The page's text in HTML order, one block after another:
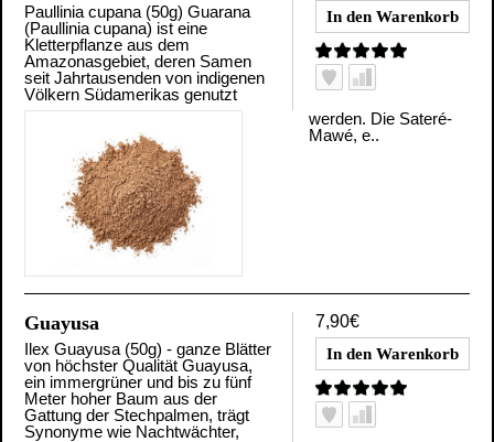
Paullinia cupana (50g) Guarana
(Paullinia cupana) ist eine
Kletterpflanze aus dem
Amazonasgebiet, deren Samen
seit Jahrtausenden von indigenen
Völkern Südamerikas genutzt
werden. Die Sateré-
Mawé, e..
7,90€
Guayusa
Ilex Guayusa (50g) - ganze Blätter
von höchster Qualität Guayusa,
ein immergrüner und bis zu fünf
Meter hoher Baum aus der
Gattung der Stechpalmen, trägt
Synonyme wie Nachtwächter,